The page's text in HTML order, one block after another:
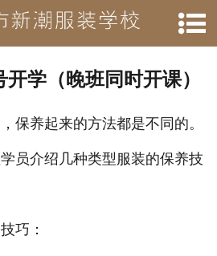
网站首页
学（晚班同时开课）
养起来的方法都是不同的。
员介绍几种类型服装的保养技
巧：